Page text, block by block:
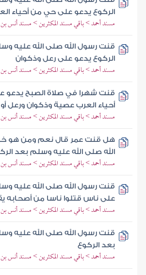
الركوع يدعو على حي من أحياء
مسند أحمد > باقي مسند المكثرين > مسند أنس
قنت رسول الله صلى الله عليه
الركوع يدعو على رعل وذكوان
مسند أحمد > باقي مسند المكثرين > مسند أنس
قنت شهرا في صلاة الصبح يدعو
أحياء العرب عصية وذكوان ورعل
مسند أحمد > باقي مسند المكثرين > مسند أنس
هل قنت عمر قال نعم ومن هو
الله صلى الله عليه وسلم بعد
مسند أحمد > باقي مسند المكثرين > مسند أنس
قنت رسول الله صلى الله عليه
على ناس قتلوا ناسا من أصحابه
مسند أحمد > باقي مسند المكثرين > مسند أنس
قنت رسول الله صلى الله عليه
بعد الركوع
مسند أحمد > باقي مسند المكثرين > مسند أنس